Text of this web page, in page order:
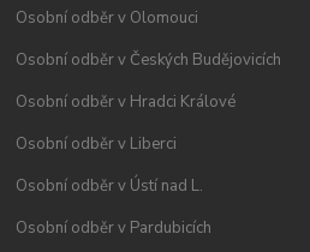
Osobní odběr v Olomouci
Osobní odběr v Českých Budějovicích
Osobní odběr v Hradci Králové
Osobní odběr v Liberci
Osobní odběr v Ústí nad L.
Osobní odběr v Pardubicích